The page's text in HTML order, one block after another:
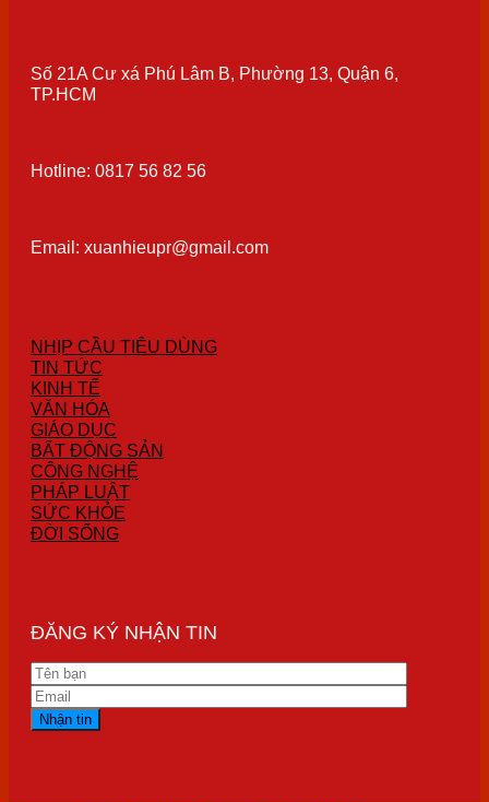
Số 21A Cư xá Phú Lâm B, Phường 13, Quận 6,
TP.HCM
Hotline: 0817 56 82 56
Email: xuanhieupr@gmail.com
NHỊP CẦU TIÊU DÙNG
TIN TỨC
KINH TẾ
VĂN HÓA
GIÁO DỤC
BẤT ĐỘNG SẢN
CÔNG NGHỆ
PHÁP LUẬT
SỨC KHỎE
ĐỜI SỐNG
ĐĂNG KÝ NHẬN TIN